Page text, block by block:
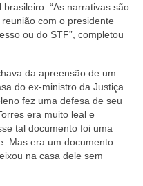
“As narrativas são
com o presidente
ou do STF”, completou
da apreensão de um
do ex-ministro da Justiça
fez uma defesa de seu
era muito leal e
tal documento foi uma
Mas era um documento
na casa dele sem